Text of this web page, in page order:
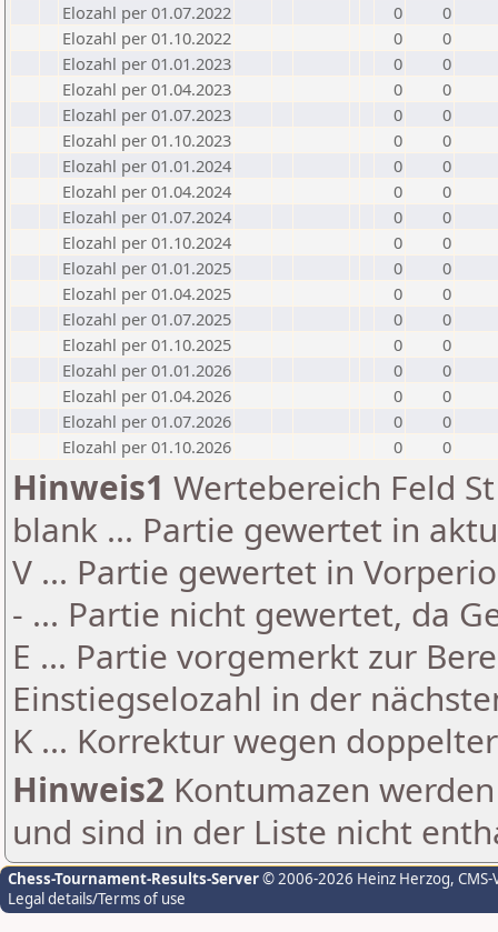
Elozahl per 01.07.2022
0
0
Elozahl per 01.10.2022
0
0
Elozahl per 01.01.2023
0
0
Elozahl per 01.04.2023
0
0
Elozahl per 01.07.2023
0
0
Elozahl per 01.10.2023
0
0
Elozahl per 01.01.2024
0
0
Elozahl per 01.04.2024
0
0
Elozahl per 01.07.2024
0
0
Elozahl per 01.10.2024
0
0
Elozahl per 01.01.2025
0
0
Elozahl per 01.04.2025
0
0
Elozahl per 01.07.2025
0
0
Elozahl per 01.10.2025
0
0
Elozahl per 01.01.2026
0
0
Elozahl per 01.04.2026
0
0
Elozahl per 01.07.2026
0
0
Elozahl per 01.10.2026
0 0
Hinweis1 Wertebereich Feld
blank ... Partie gewertet in
V ... Partie gewertet in
- ... Partie nicht gewertet, da
E ... Partie vorgemerkt zur
Einstiegselozahl in der
K ... Korrektur wegen
Hinweis2 Kontumazen
und sind in der Liste nicht
Chess-Tournament-Results-Server© 2006-2026 Heinz Herzog,
Legal details/Terms of use